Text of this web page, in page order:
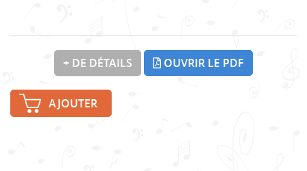
+ DE DÉTAILS OUVRIR LE PDF
AJOUTER